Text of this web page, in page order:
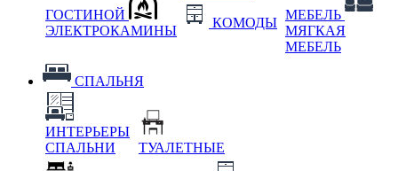
ГОСТИНОЙ
ЭЛЕКТРОКАМИНЫ
КОМОДЫ
МЕБЕЛЬ
МЯГКАЯ
МЕБЕЛЬ
СПАЛЬНЯ
ИНТЕРЬЕРЫ
СПАЛЬНИ
ТУАЛЕТНЫЕ